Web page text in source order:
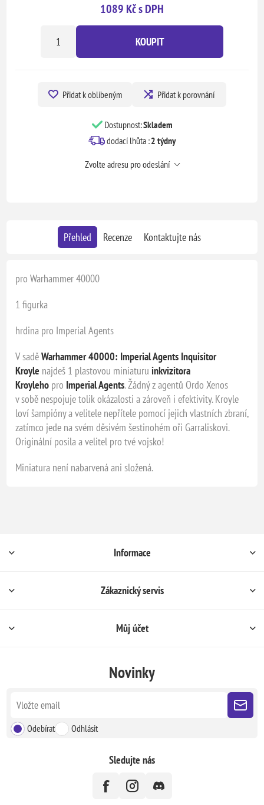
1089 Kč s DPH
KOUPIT
Přidat k oblíbeným Přidat k porovnání
Dostupnost:Skladem
dodací lhůta :2 týdny
Zvolte adresu pro odeslání
Přehled Recenze Kontaktujte nás
pro Warhammer 40000
1 figurka
hrdina pro Imperial Agents
V saděWarhammer 40000: Imperial Agents Inquisitor
Kroyle najdeš 1 plastovou miniaturuinkvizitora
Kroyleho pro Imperial Agents. Žádný z agentů Ordo Xenos
v sobě nespojuje tolik okázalosti a zároveň i efektivity. Kroyle
loví šampióny a velitele nepřítele pomocí jejich vlastních zbraní,
zatímco jede na svém děsivém šestinohém oři Garraliskovi.
Originální posila a velitel pro tvé vojsko!
Miniatura není nabarvená ani složená.
Informace
Zákaznický servis
Můj účet
Novinky
Odebírat Odhlásit
Sledujte nás